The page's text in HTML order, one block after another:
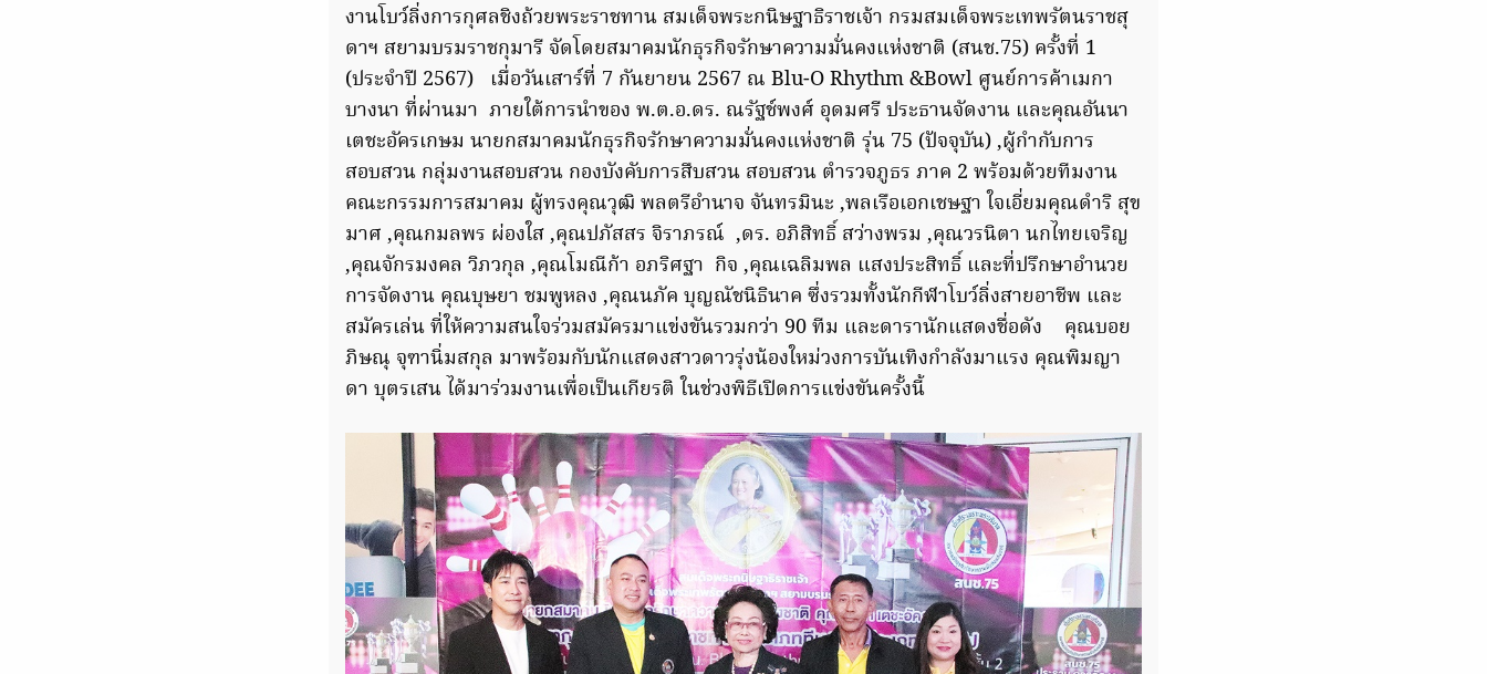
งานโบว์ลิ่งการกุศลชิงถ้วยพระราชทาน สมเด็จพระกนิษฐาธิราชเจ้า กรมสมเด็จพระเทพรัตนราชสุ
ดาฯ สยามบรมราชกุมารี จัดโดยสมาคมนักธุรกิจรักษาความมั่นคงแห่งชาติ (สนช.75) ครั้งที่ 1
(ประจำปี 2567) เมื่อวันเสาร์ที่ 7 กันยายน 2567 ณ Blu-O Rhythm &Bowl ศูนย์การค้าเมกา
บางนา ที่ผ่านมา ภายใต้การนำของ พ.ต.อ.ดร. ณรัฐช์พงศ์ อุดมศรี ประธานจัดงาน และคุณอันนา
เตชะอัครเกษม นายกสมาคมนักธุรกิจรักษาความมั่นคงแห่งชาติ รุ่น 75 (ปัจจุบัน) ,ผู้กำกับการ
สอบสวน กลุ่มงานสอบสวน กองบังคับการสืบสวน สอบสวน ตำรวจภูธร ภาค 2 พร้อมด้วยทีมงาน
คณะกรรมการสมาคม ผู้ทรงคุณวุฒิ พลตรีอำนาจ จันทรมินะ ,พลเรือเอกเชษฐา ใจเอี่ยมคุณดำริ สุข
มาศ ,คุณกมลพร ผ่องใส ,คุณปภัสสร จิราภรณ์ ,ดร. อภิสิทธิ์ สว่างพรม ,คุณวรนิตา นกไทยเจริญ
,คุณจักรมงคล วิภวกุล ,คุณโมณีก้า อภริศฐา กิจ ,คุณเฉลิมพล แสงประสิทธิ์ และที่ปรึกษาอำนวย
การจัดงาน คุณบุษยา ชมพูหลง ,คุณนภัค บุญณัชนิธินาค ซึ่งรวมทั้งนักกีฬาโบว์ลิ่งสายอาชีพ และ
สมัครเล่น ที่ให้ความสนใจร่วมสมัครมาแข่งขันรวมกว่า 90 ทีม และดารานักแสดงชื่อดัง คุณบอย
ภิษณุ จุฑานิ่มสกุล มาพร้อมกับนักแสดงสาวดาวรุ่งน้องใหม่วงการบันเทิงกำลังมาแรง คุณพิมญา
ดา บุตรเสน ได้มาร่วมงานเพื่อเป็นเกียรติ ในช่วงพิธีเปิดการแข่งขันครั้งนี้